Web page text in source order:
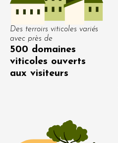
Des terroirs viticoles variés
avec près de
500 domaines
viticoles ouverts
aux visiteurs